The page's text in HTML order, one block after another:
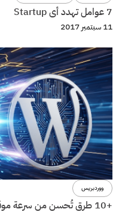
7 عوامل تهدد أى Startup
11 سبتمبر 2017
ووردبريس
+10 طرق تُحسن من سرعة موقعك على ووردبريس